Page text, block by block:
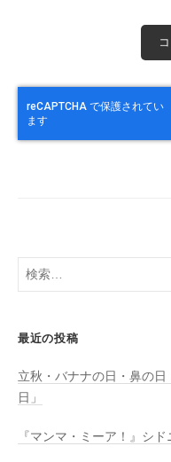
検
最近の投稿
立秋・バナナの日・鼻の
日」
『マンマ・ミーア！』シ